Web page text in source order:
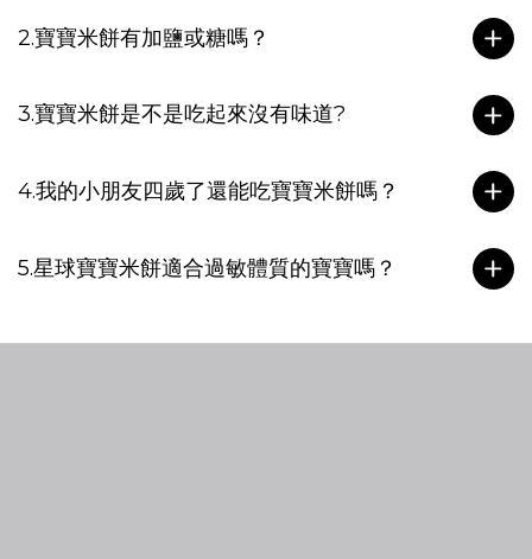
2.寶寶米餅有加鹽或糖嗎？
3.寶寶米餅是不是吃起來沒有味道?
4.我的小朋友四歲了還能吃寶寶米餅嗎？
5.星球寶寶米餅適合過敏體質的寶寶嗎？